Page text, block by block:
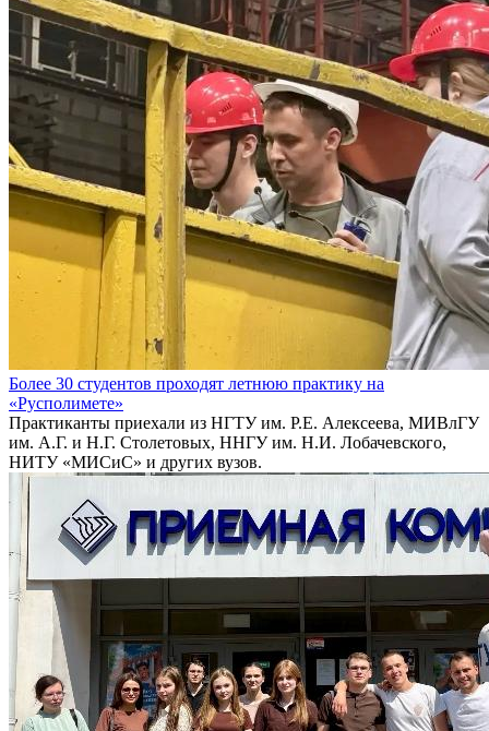
Более 30 студентов проходят летнюю практику на
«Русполимете»
Практиканты приехали из НГТУ им. Р.Е. Алексеева, МИВлГУ
им. А.Г. и Н.Г. Столетовых, ННГУ им. Н.И. Лобачевского,
НИТУ «МИСиС» и других вузов.